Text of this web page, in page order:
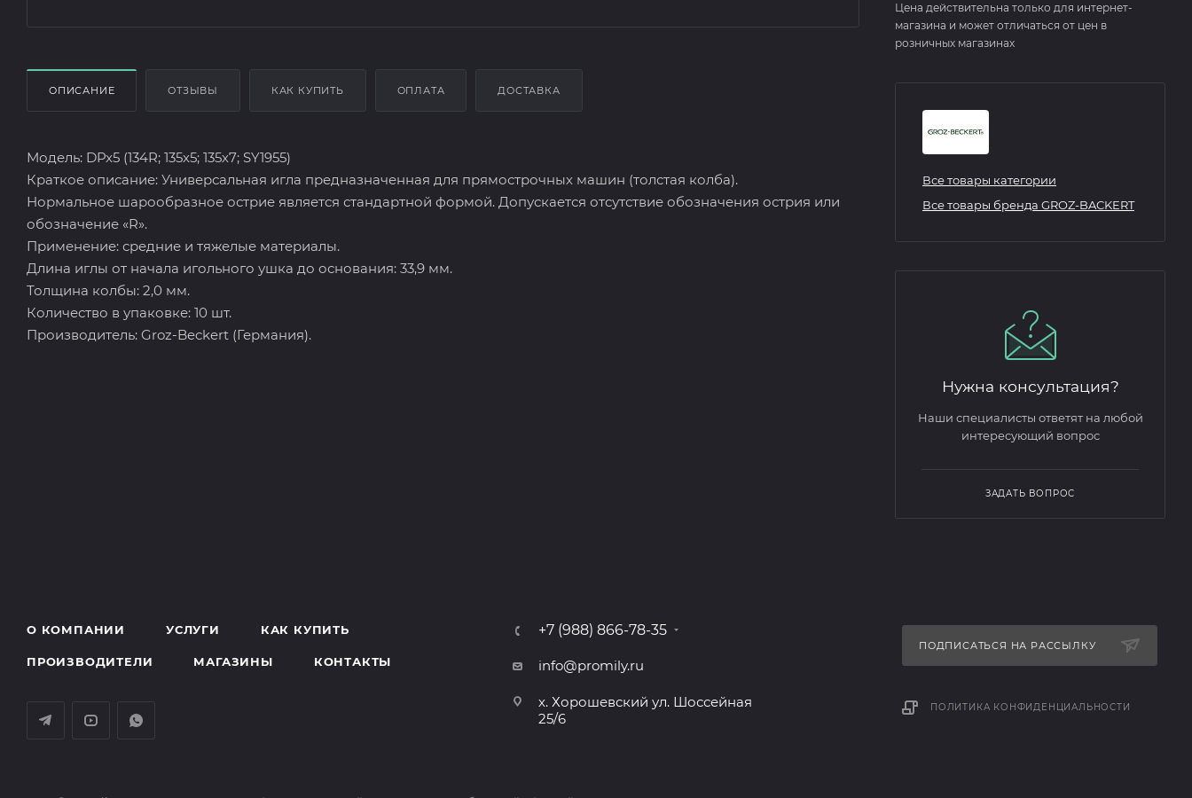
ОПИСАНИЕ ОТЗЫВЫ КАК КУПИТЬ ОПЛАТА ДОСТАВКА
Модель: DPx5 (134R; 135х5; 135х7; SY1955)
Краткое описание: Универсальная игла предназначенная для прямострочных машин (толстая колба).
Нормальное шарообразное острие является стандартной формой. Допускается отсутствие обозначения острия или
обозначение «R».
Применение: средние и тяжелые материалы.
Длина иглы от начала игольного ушка до основания: 33,9 мм.
Толщина колбы: 2,0 мм.
Количество в упаковке: 10 шт.
Производитель: Groz-Beckert (Германия).
Цена действительна только для интернет-
магазина и может отличаться от цен в
розничных магазинах
Все товары категории
Все товары бренда GROZ-BACKERT
Нужна консультация?
Наши специалисты ответят на любой
интересующий вопрос
ЗАДАТЬ ВОПРОС
О КОМПАНИИ УСЛУГИ КАК КУПИТЬ
ПРОИЗВОДИТЕЛИ МАГАЗИНЫ КОНТАКТЫ
+7 (988) 866-78-35
info@promily.ru
х. Хорошевский ул. Шоссейная
25/6
ПОДПИСАТЬСЯ НА РАССЫЛКУ
ПОЛИТИКА КОНФИДЕНЦИАЛЬНОСТИ